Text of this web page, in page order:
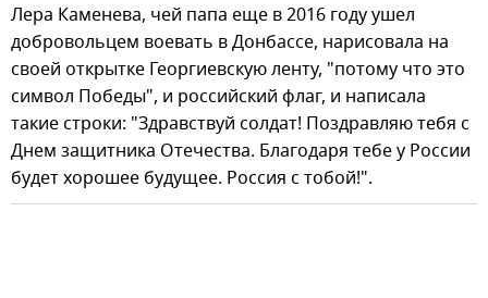
Лера Каменева, чей папа еще в 2016 году ушел
добровольцем воевать в Донбассе, нарисовала на
своей открытке Георгиевскую ленту, "потому что это
символ Победы", и российский флаг, и написала
такие строки: "Здравствуй солдат! Поздравляю тебя с
Днем защитника Отечества. Благодаря тебе у России
будет хорошее будущее. Россия с тобой!".